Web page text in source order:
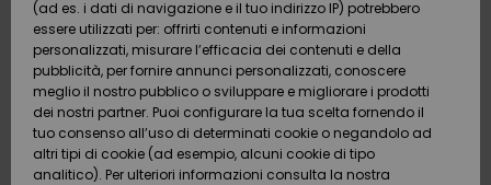
Surf /
Acqua
Snow
Surf /
Acqua
Neve
Snow
Comunità
SNOW
Snow
Shop
Donna
Da
Scoprire
OUTLET
AIUTO &
CONTATTI
Buono regalo
Quiksilver
Freedom
Protezione
dei dati
(ad es. i dati di navigazione e il tuo indirizzo IP) potrebbero
essere utilizzati per: offrirti contenuti e informazioni
personalizzati, misurare l’efficacia dei contenuti e della
pubblicità, per fornire annunci personalizzati, conoscere
meglio il nostro pubblico o sviluppare e migliorare i prodotti
dei nostri partner. Puoi configurare la tua scelta fornendo il
tuo consenso all’uso di determinati cookie o negandolo ad
altri tipi di cookie (ad esempio, alcuni cookie di tipo
analitico). Per ulteriori informazioni consulta la nostra